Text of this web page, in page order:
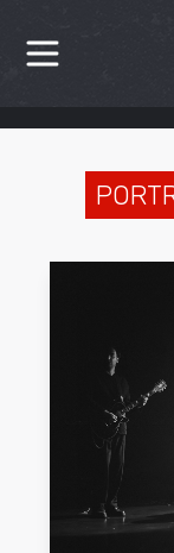
HÍREK
KRITIKÁK
PREMIEREK
MÁSVILÁG
BLOG